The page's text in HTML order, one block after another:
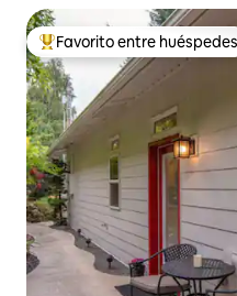
Favorito entre los
Favorito entre huéspedes